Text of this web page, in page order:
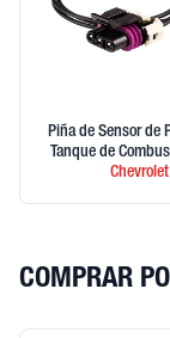
Piña de Sensor de
Tanque de
Chevrolet
COMPRAR